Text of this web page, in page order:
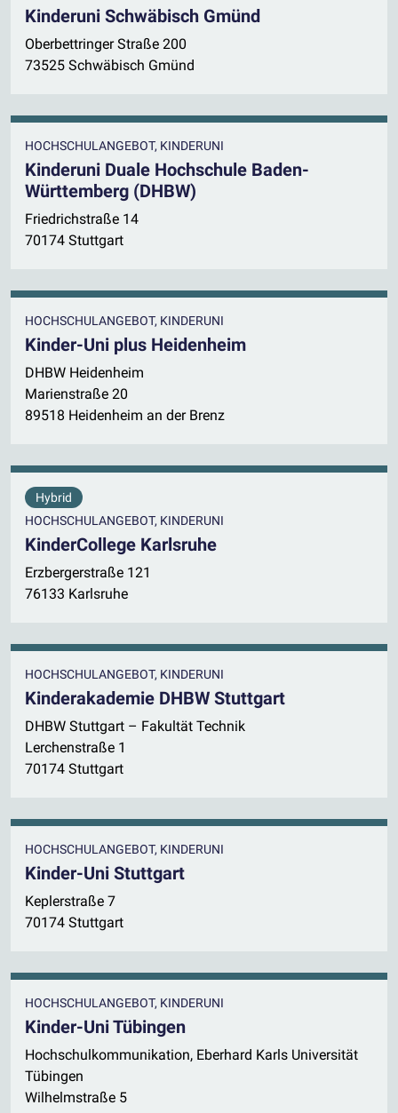
Kinderuni Schwäbisch Gmünd
Oberbettringer Straße 200
73525 Schwäbisch Gmünd
HOCHSCHULANGEBOT, KINDERUNI
Kinderuni Duale Hochschule Baden-
Württemberg (DHBW)
Friedrichstraße 14
70174 Stuttgart
HOCHSCHULANGEBOT, KINDERUNI
Kinder-Uni plus Heidenheim
DHBW Heidenheim
Marienstraße 20
89518 Heidenheim an der Brenz
Hybrid
HOCHSCHULANGEBOT, KINDERUNI
KinderCollege Karlsruhe
Erzbergerstraße 121
76133 Karlsruhe
HOCHSCHULANGEBOT, KINDERUNI
Kinderakademie DHBW Stuttgart
DHBW Stuttgart – Fakultät Technik
Lerchenstraße 1
70174 Stuttgart
HOCHSCHULANGEBOT, KINDERUNI
Kinder-Uni Stuttgart
Keplerstraße 7
70174 Stuttgart
HOCHSCHULANGEBOT, KINDERUNI
Kinder-Uni Tübingen
Hochschulkommunikation, Eberhard Karls Universität
Tübingen
Wilhelmstraße 5